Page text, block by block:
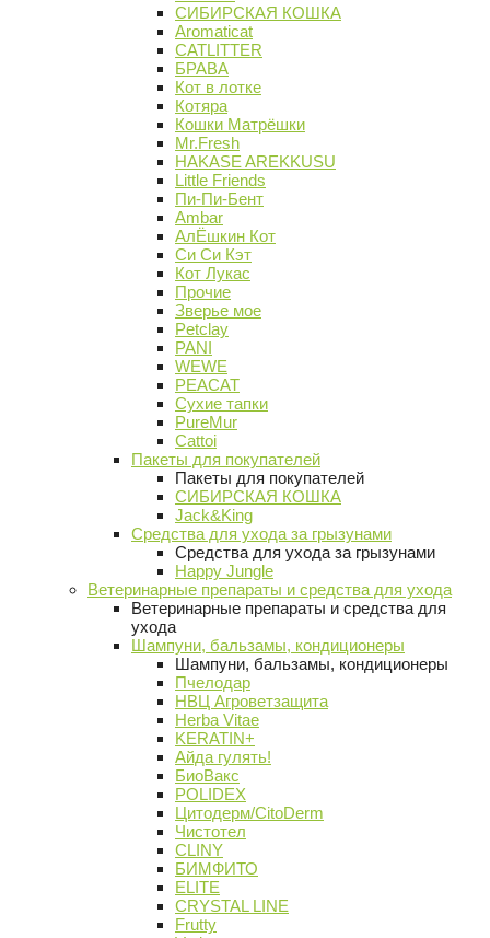
СИБИРСКАЯ КОШКА
Aromaticat
CATLITTER
БРАВА
Кот в лотке
Котяра
Кошки Матрёшки
Mr.Fresh
HAKASE AREKKUSU
Little Friends
Пи-Пи-Бент
Ambar
АлЁшкин Кот
Си Си Кэт
Кот Лукас
Прочие
Зверье мое
Petclay
PANI
WEWE
PEACAT
Сухие тапки
PureMur
Cattoi
Пакеты для покупателей
Пакеты для покупателей
СИБИРСКАЯ КОШКА
Jack&King
Средства для ухода за грызунами
Средства для ухода за грызунами
Happy Jungle
Ветеринарные препараты и средства для ухода
Ветеринарные препараты и средства для
ухода
Шампуни, бальзамы, кондиционеры
Шампуни, бальзамы, кондиционеры
Пчелодар
НВЦ Агроветзащита
Herba Vitae
KERATIN+
Айда гулять!
БиоВакс
POLIDEX
Цитодерм/CitoDerm
Чистотел
CLINY
БИМФИТО
ELITE
CRYSTAL LINE
Frutty